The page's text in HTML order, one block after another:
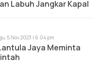
Labuh Jangkar Kapal
5 Nov 2023 | 6:04 pm
Jaya Meminta